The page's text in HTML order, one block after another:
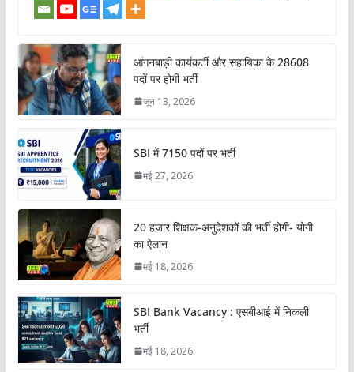
आंगनबाड़ी कार्यकर्ती और सहायिका के 28608
पदों पर होगी भर्ती
जून 13, 2026
SBI में 7150 पदों पर भर्ती
मई 27, 2026
20 हजार शिक्षक-अनुदेशकों की भर्ती होगी- योगी
का ऐलान
मई 18, 2026
SBI Bank Vacancy : एसबीआई में निकली
भर्ती
मई 18, 2026